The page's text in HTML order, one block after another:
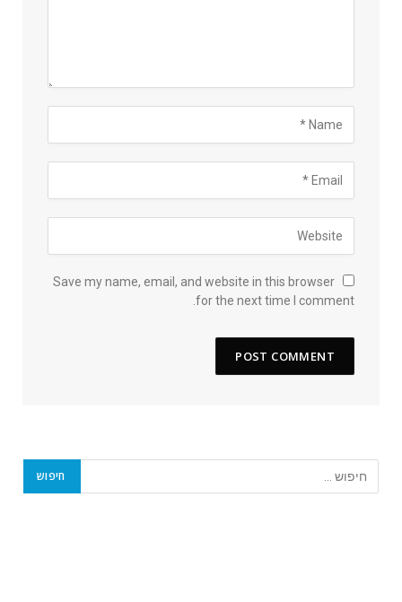
Save my name, email, and website in this browser
for the next time I comment.